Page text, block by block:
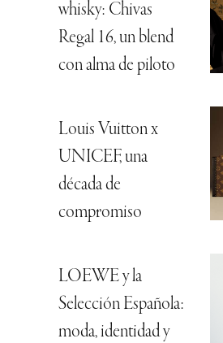
whisky: Chivas
Regal 16, un blend
con alma de piloto
Louis Vuitton x
UNICEF, una
década de
compromiso
LOEWE y la
Selección Española:
moda, identidad y